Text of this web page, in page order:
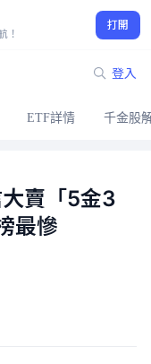
！
打開
登入
ETF詳情 千金股
賣「5金3
最慘